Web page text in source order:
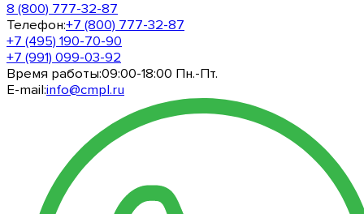
8 (800) 777-32-87
Телефон:+7 (800) 777-32-87
+7 (495) 190-70-90
+7 (991) 099-03-92
Время работы:09:00-18:00 Пн.-Пт.
E-mail:info@cmpl.ru